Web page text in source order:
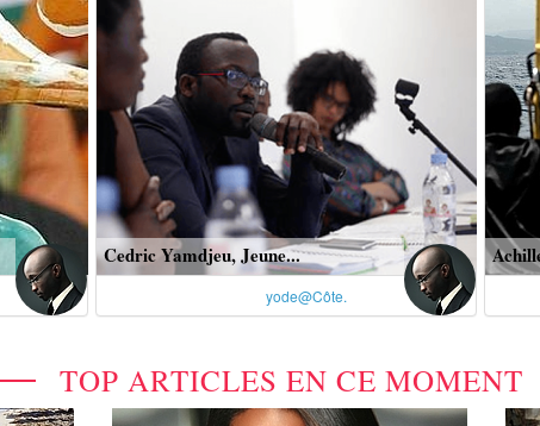
Cedric Yamdjeu, Jeune...
yode@Côte.
TOP ARTICLES EN CE MOMENT